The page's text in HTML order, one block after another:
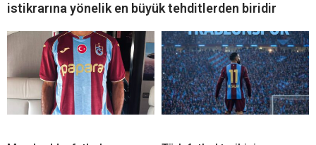
istikrarına yönelik en büyük tehditlerden biridir